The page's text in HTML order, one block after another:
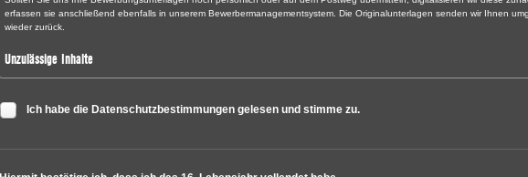
erfassen sie anschließend ebenfalls in unserem Bewerbermanagementsystem. Die Originalunterlagen senden wir Ihnen
wieder zurück.
Unzulässige Inhalte
Informationen über ethnische Herkunft,
Gewerkschaftszugehörigkeit und sexuelle Ausrichtung,
Ich habe die Datenschutzbestimmungen gelesen und stimme zu.